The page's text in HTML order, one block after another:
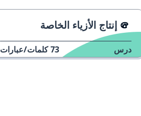
إنتاج الأزياء الخاصة
درس 73 كلمات/عبارات